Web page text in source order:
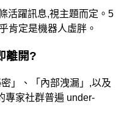
活躍訊息,視主題而定。5
肯定是機器人虛胖。
離開?
」、「內部洩漏」,以及
專家社群普遍 under-